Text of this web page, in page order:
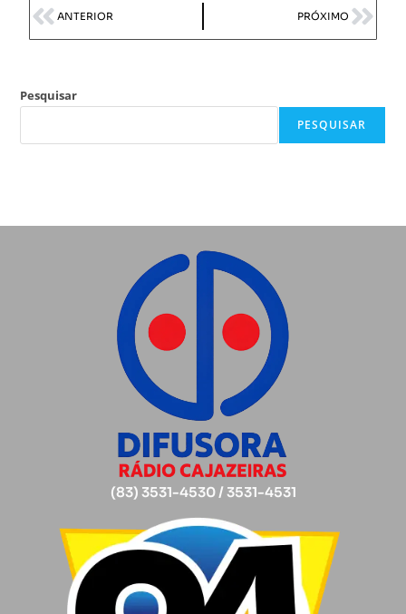
ANTERIOR PRÓXIMO
Pesquisar
PESQUISAR
(83) 3531-4530 / 3531-4531